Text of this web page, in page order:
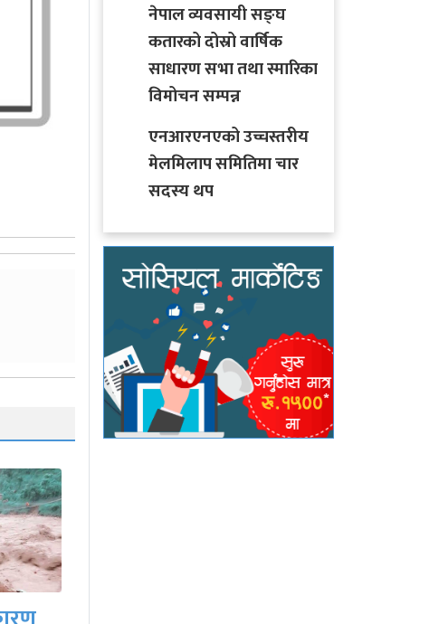
र
नेपाल व्यवसायी सङ्घ
कतारको दोस्रो वार्षिक
साधारण सभा तथा स्मारिका
विमोचन सम्पन्न
एनआरएनएको उच्चस्तरीय
मेलमिलाप समितिमा चार
सदस्य थप